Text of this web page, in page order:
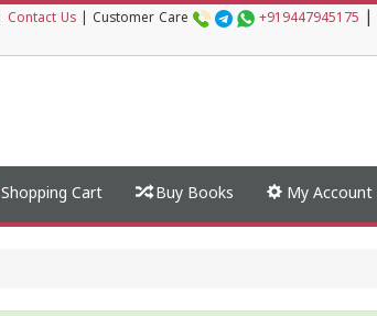
Contact Us Customer Care +919447945175
Shopping Cart Buy Books My Account